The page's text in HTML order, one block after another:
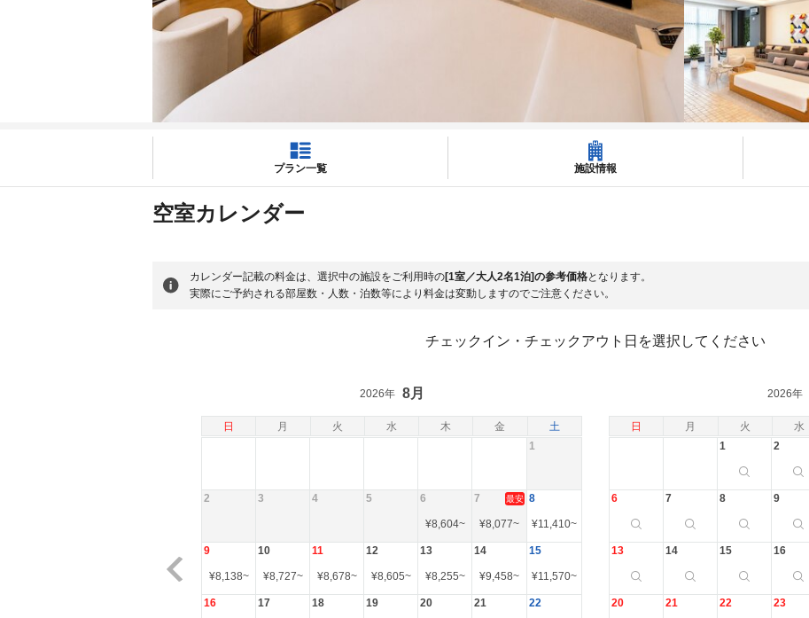
プラン一覧 施設情報
空室カレンダー
カレンダー記載の料金は、選択中の施設をご利用時の[1室／大人2名1泊]の参考価格となります。
実際にご予約される部屋数・人数・泊数等により料金は変動しますのでご注意ください。
チェックイン・チェックアウト日を選択してください
日 月 火 水 木 金 土 日 月 火 水
2026年 8月
1
2 3 4 5 6
¥8,604~
7 最安
¥8,077~
8
¥11,410~
9
¥8,138~
10
¥8,727~
11
¥8,678~
12
¥8,605~
13
¥8,255~
14
¥9,458~
15
¥11,570~
16 17 18 19 20 21 22
2026年
1 2
6 7 8 9
13 14 15 16
20 21 22 23